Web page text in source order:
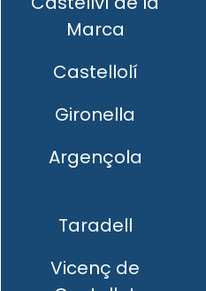
Marca
Castellolí
Gironella
Argençola
Taradell
Vicenç de